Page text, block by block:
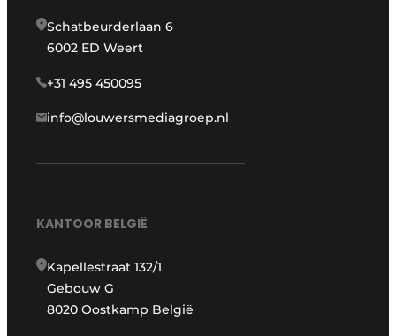
Schatbeurderlaan 6
6002 ED Weert
+31 495 450095
info@louwersmediagroep.nl
KANTOOR BELGIË
Kapellestraat 132/1
Gebouw G
8020 Oostkamp België